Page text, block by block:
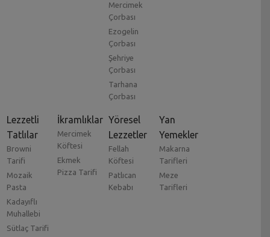
Mercimek
Çorbası
Ezogelin
Çorbası
Şehriye
Çorbası
Tarhana
Çorbası
Lezzetli
Tatlılar
Browni
Tarifi
Mozaik
Pasta
Kadayıflı
Muhallebi
Sütlaç Tarifi
İkramlıklar
Mercimek
Köftesi
Ekmek
Pizza Tarifi
Yöresel
Lezzetler
Fellah
Köftesi
Patlıcan
Kebabı
Yan
Yemekler
Makarna
Tarifleri
Meze
Tarifleri